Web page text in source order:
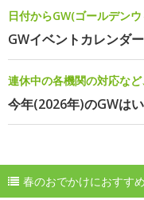
日付からGW(ゴールデン
GWイベントカレンダー
連休中の各機関の対応な
今年(2026年)のGWは
春のおでかけにおすすめ